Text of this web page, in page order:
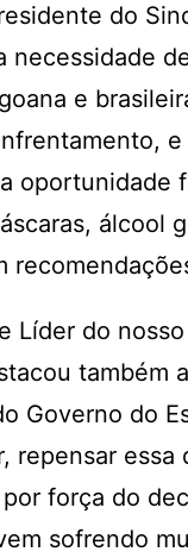
do
necessidade
e
oportunidade
álcool
Líder do
também
Governo do
repensar essa
força do
sofrendo